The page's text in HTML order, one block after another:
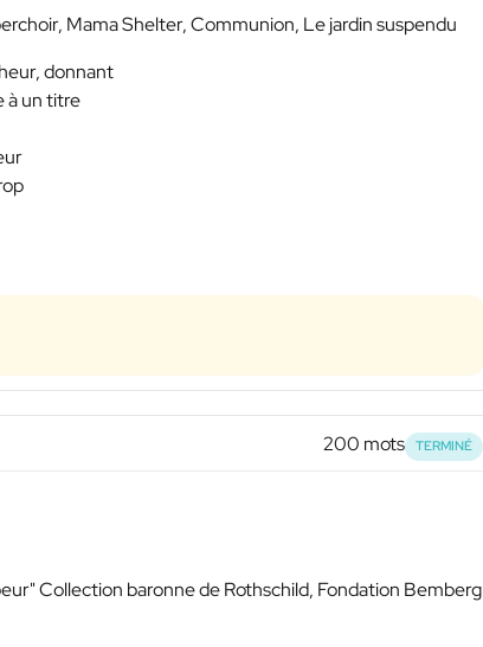
Mama Shelter, Communion, Le jardin suspendu
donnant
à un titre
200 mots TERMINÉ
Collection baronne de Rothschild, Fondation Bemberg